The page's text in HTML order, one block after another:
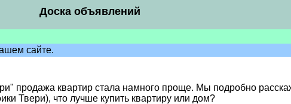
Доска объявлений
сайте.
продажа квартир стала намного проще. Мы подробно
Твери), что лучше купить квартиру или дом?